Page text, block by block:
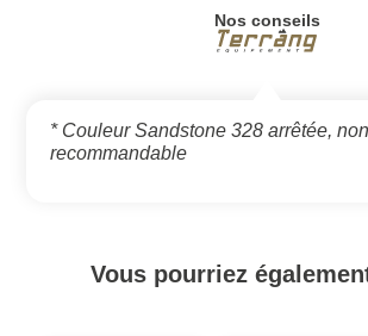
Nos conseils
* Couleur Sandstone 328 arrêtée, non
recommandable
Vous pourriez